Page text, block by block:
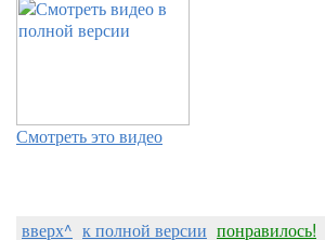
Смотреть это видео
вверх^ к полной версии понравилось!